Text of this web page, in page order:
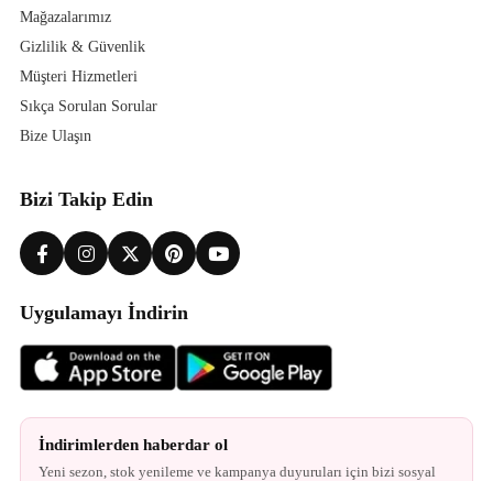
Mağazalarımız
Gizlilik & Güvenlik
Müşteri Hizmetleri
Sıkça Sorulan Sorular
Bize Ulaşın
Bizi Takip Edin
Uygulamayı İndirin
İndirimlerden haberdar ol
Yeni sezon, stok yenileme ve kampanya duyuruları için bizi sosyal